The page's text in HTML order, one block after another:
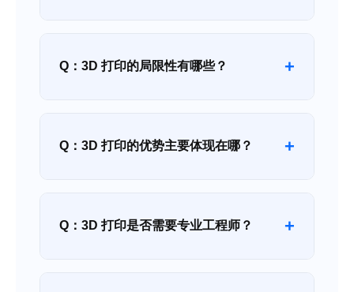
Q：3D 打印的局限性有哪些？ +
Q：3D 打印的优势主要体现在哪？ +
Q：3D 打印是否需要专业工程师？ +